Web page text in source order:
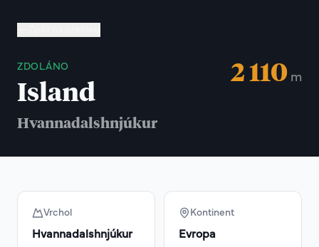
ZDOLÁNO
Island
Hvannadalshnjúkur
2 110 m
Vrchol
Hvannadalshnjúkur
Kontinent
Evropa